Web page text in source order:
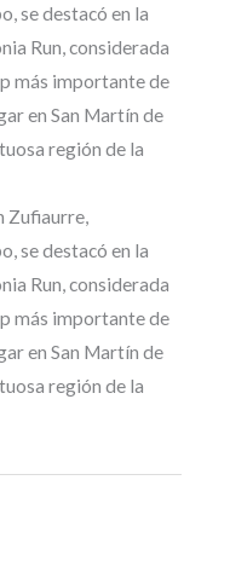
se destacó en la
Run, considerada
más importante de
en San Martín de
región de la
Zufiaurre,
se destacó en la
Run, considerada
más importante de
en San Martín de
región de la